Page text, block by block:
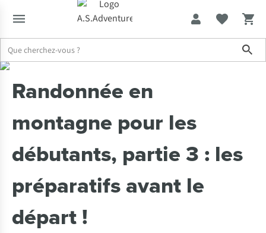
Randonnée en
montagne pour les
débutants, partie 3 : les
préparatifs avant le
départ !